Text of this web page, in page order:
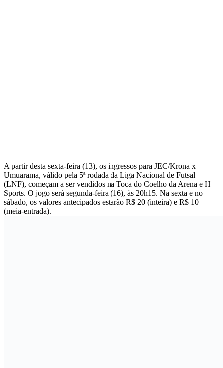
A partir desta sexta-feira (13), os ingressos para JEC/Krona x
Umuarama, válido pela 5ª rodada da Liga Nacional de Futsal
(LNF), começam a ser vendidos na Toca do Coelho da Arena e H
Sports. O jogo será segunda-feira (16), às 20h15. Na sexta e no
sábado, os valores antecipados estarão R$ 20 (inteira) e R$ 10
(meia-entrada).